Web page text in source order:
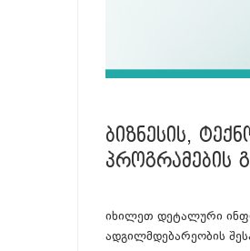
ᲑᲘᲖᲜᲔᲡᲘᲡ,
ᲞᲠᲝᲒᲠᲐᲛᲔᲑᲘᲡ
იხილეთ დეტალური
ადგილმდებარეობის